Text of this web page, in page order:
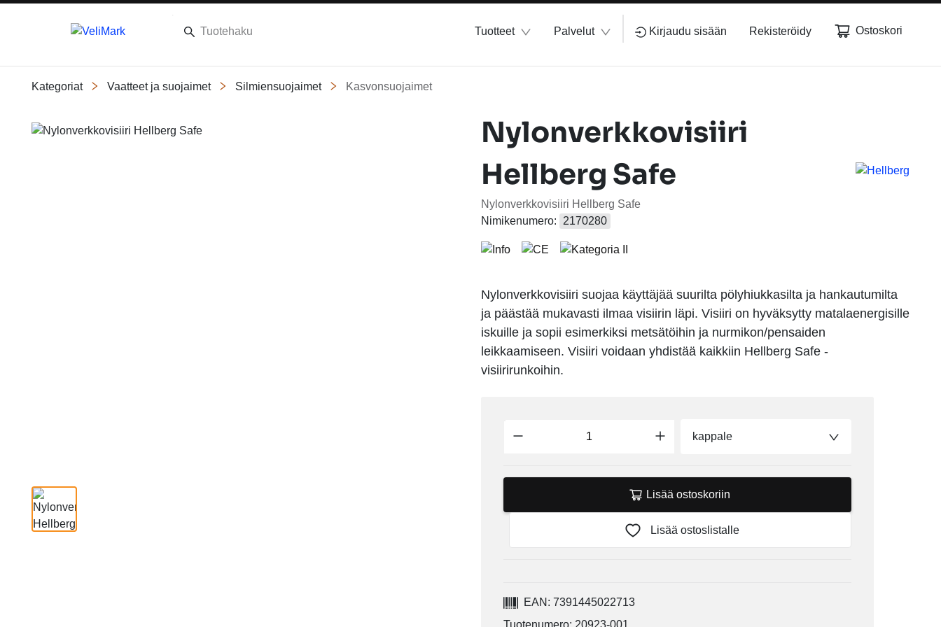
Tuotteet Palvelut Kirjaudu sisään Rekisteröidy Ostoskori
Kategoriat Vaatteet ja suojaimet Silmiensuojaimet Kasvonsuojaimet
Slide 1 of 1
Nylonverkkovisiiri
Hellberg Safe
Nylonverkkovisiiri Hellberg Safe
Nimikenumero:
2170280
Nylonverkkovisiiri suojaa käyttäjää suurilta pölyhiukkasilta ja hankautumilta
ja päästää mukavasti ilmaa visiirin läpi. Visiiri on hyväksytty matalaenergisille
iskuille ja sopii esimerkiksi metsätöihin ja nurmikon/pensaiden
leikkaamiseen. Visiiri voidaan yhdistää kaikkiin Hellberg Safe -
visiirirunkoihin.
kappale
Lisää ostoskoriin
Lisää ostoslistalle
EAN: 7391445022713